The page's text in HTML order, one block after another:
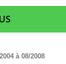
à 08/2008